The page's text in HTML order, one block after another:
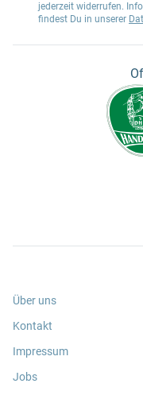
jederzeit widerrufen.
findest Du in unserer
Über uns
Kontakt
Impressum
Jobs